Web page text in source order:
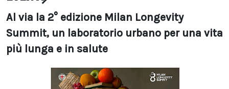
Al via la 2° edizione Milan Longevity
Summit, un laboratorio urbano per una vita
più lunga e in salute